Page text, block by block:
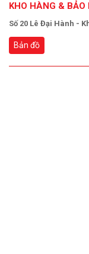
KHO HÀNG & BẢO
Số 20 Lê Đại Hành -
Bản đồ